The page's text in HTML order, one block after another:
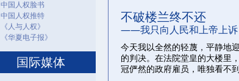
不破楼兰终不还
——我只向人民和上帝上诉
今天我以全然的轻蔑，平静地
的判决。在法院堂皇的大楼里
冠俨然的政府雇员，唯独看不
中国人权脸书
中国人权推特
《人与人权》
《华夏电子报》
国际媒体